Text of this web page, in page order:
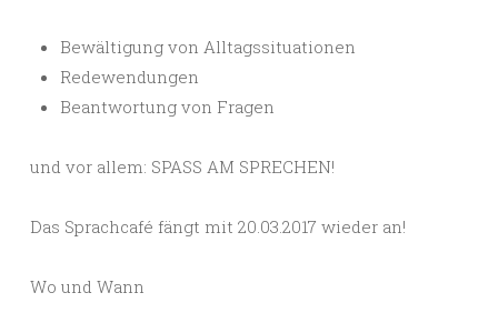
Bewältigung von Alltagssituationen
Redewendungen
Beantwortung von Fragen
und vor allem: SPASS AM SPRECHEN!
Das Sprachcafé fängt mit 20.03.2017 wieder an!
Wo und Wann